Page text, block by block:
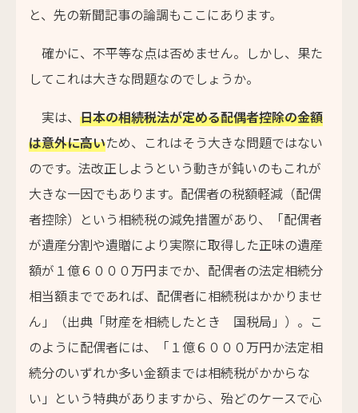
と、先の新聞記事の論調もここにあります。
確かに、不平等な点は否めません。しかし、果た
してこれは大きな問題なのでしょうか。
実は、 日本の相続税法が定める配偶者控除の金額
は意外に高いため、これはそう大きな問題ではない
のです。法改正しようという動きが鈍いのもこれが
大きな一因でもあります。配偶者の税額軽減（配偶
者控除）という相続税の減免措置があり、「配偶者
が遺産分割や遺贈により実際に取得した正味の遺産
額が１億６０００万円までか、配偶者の法定相続分
相当額までであれば、配偶者に相続税はかかりませ
ん」（出典「財産を相続したとき 国税局」）。こ
のように配偶者には、「１億６０００万円か法定相
続分のいずれか多い金額までは相続税がかからな
い」という特典がありますから、殆どのケースで心